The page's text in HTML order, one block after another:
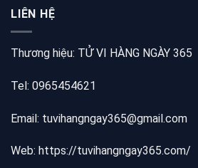
LIÊN HỆ
Thương hiệu: TỬ VI HÀNG NGÀY 365
Tel: 0965454621
Email: tuvihangngay365@gmail.com
Web: https://tuvihangngay365.com/